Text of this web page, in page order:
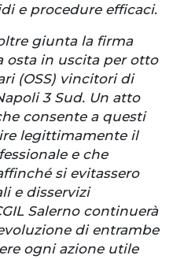
e procedure efficaci.
giunta la firma
osta in uscita per otto
(OSS) vincitori di
3 Sud. Un atto
consente a questi
legittimamente il
e che
si evitassero
e disservizi
Salerno continuerà
di entrambe
ogni azione utile